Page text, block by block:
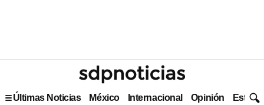
Últimas Noticias México Internacional Opinión Estilo